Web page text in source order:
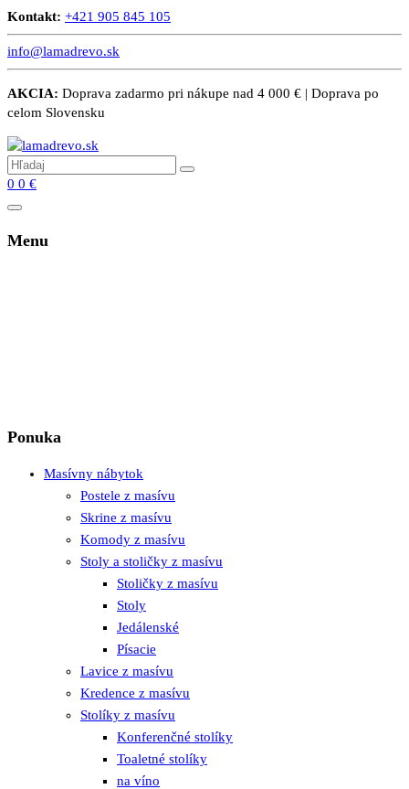
Kontakt: +421 905 845 105
info@lamadrevo.sk
AKCIA: Doprava zadarmo pri nákupe nad 4 000 € | Doprava po
celom Slovensku
0 0 €
Menu
Ponuka
Masívny nábytok
Postele z masívu
Skrine z masívu
Komody z masívu
Stoly a stoličky z masívu
Stoličky z masívu
Stoly
Jedálenské
Písacie
Lavice z masívu
Kredence z masívu
Stolíky z masívu
Konferenčné stolíky
Toaletné stolíky
na víno